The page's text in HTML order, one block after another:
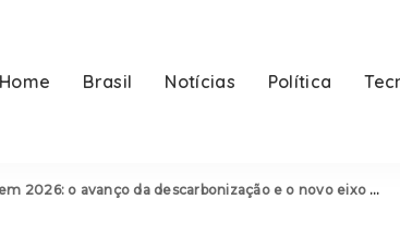
Home Brasil Notícias Política
o avanço da descarbonização e o novo eixo regulatório do setor